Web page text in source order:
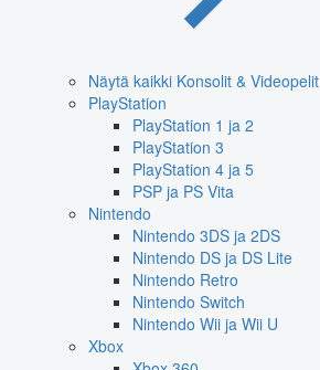
Näytä kaikki Konsolit & Videopelit
PlayStation
PlayStation 1 ja 2
PlayStation 3
PlayStation 4 ja 5
PSP ja PS Vita
Nintendo
Nintendo 3DS ja 2DS
Nintendo DS ja DS Lite
Nintendo Retro
Nintendo Switch
Nintendo Wii ja Wii U
Xbox